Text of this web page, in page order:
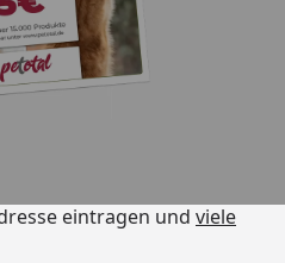
eintragen und viele